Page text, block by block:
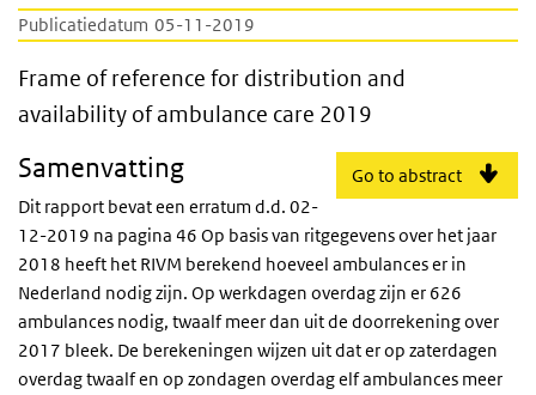
Publicatiedatum 05-11-2019
Frame of reference for distribution and
Frame of reference for distribution and
availability of ambulance care 2019
Go to abstract
Samenvatting
Dit rapport bevat een erratum d.d. 02-
12-2019 na pagina 46 Op basis van ritgegevens over het jaar
2018 heeft het RIVM berekend hoeveel ambulances er in
Nederland nodig zijn. Op werkdagen overdag zijn er 626
ambulances nodig, twaalf meer dan uit de doorrekening over
2017 bleek. De berekeningen wijzen uit dat er op zaterdagen
overdag twaalf en op zondagen overdag elf ambulances meer